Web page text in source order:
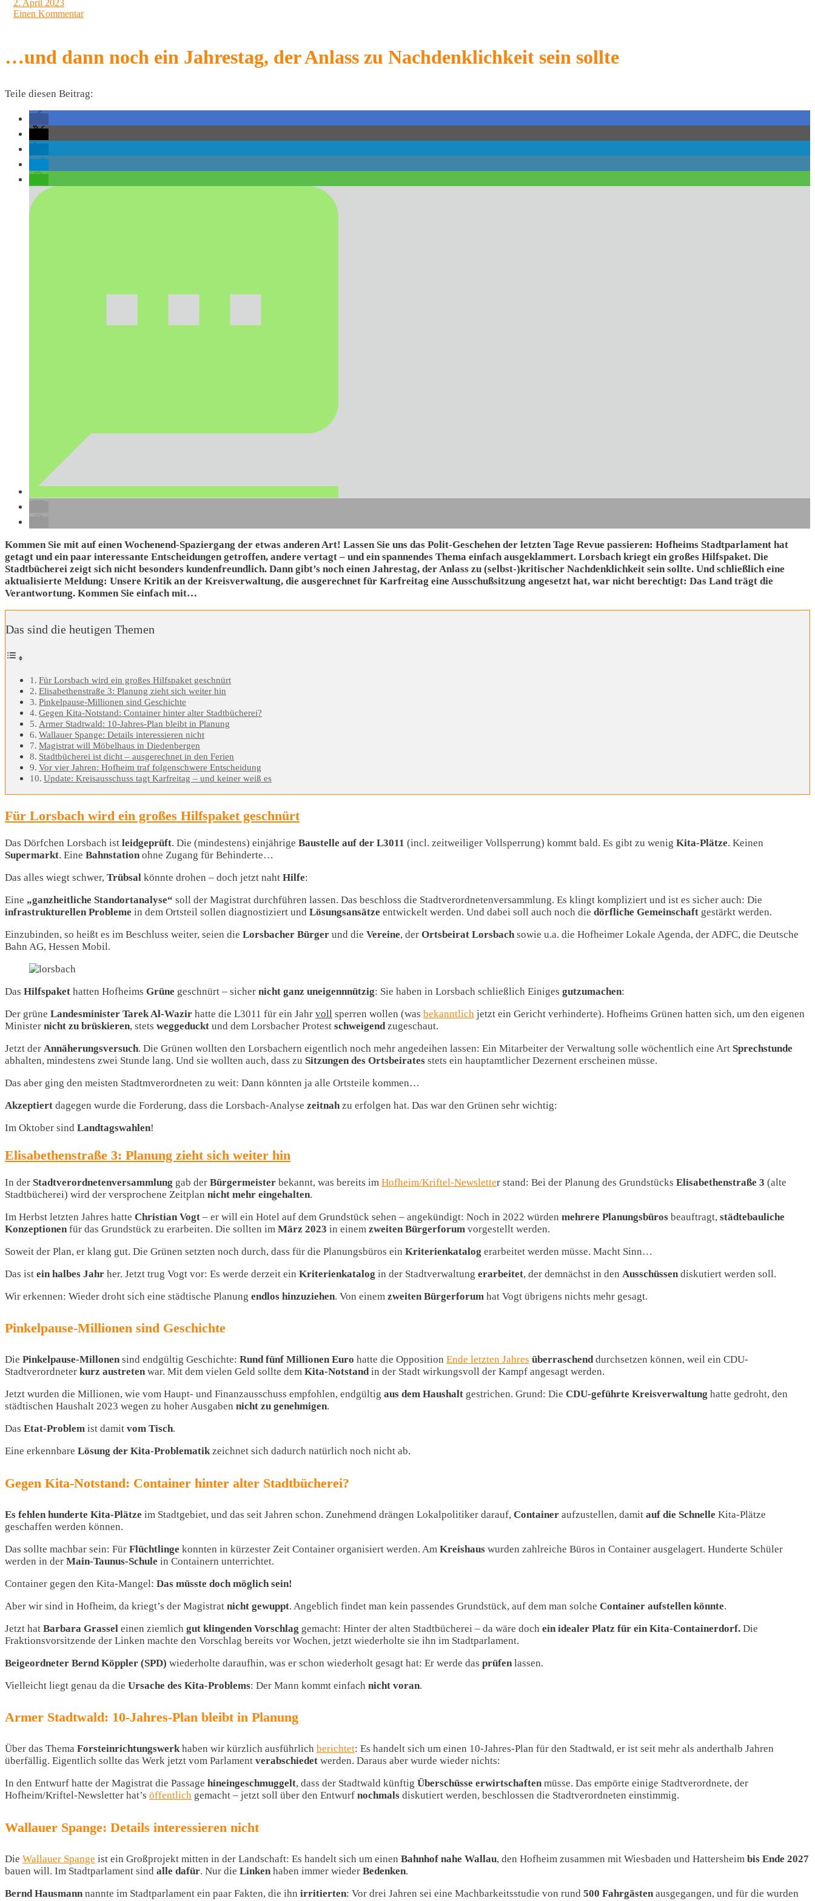
2. April 2023
Einen Kommentar
…und dann noch ein Jahrestag, der Anlass zu Nachdenklichkeit sein sollte
Teile diesen Beitrag:
Kommen Sie mit auf einen Wochenend-Spaziergang der etwas anderen Art! Lassen Sie uns das Polit-Geschehen der letzten Tage Revue passieren: Hofheims Stadtparlament hat
getagt und ein paar interessante Entscheidungen getroffen, andere vertagt – und ein spannendes Thema einfach ausgeklammert. Lorsbach kriegt ein großes Hilfspaket. Die
Stadtbücherei zeigt sich nicht besonders kundenfreundlich. Dann gibt’s noch einen Jahrestag, der Anlass zu (selbst-)kritischer Nachdenklichkeit sein sollte. Und schließlich eine
aktualisierte Meldung: Unsere Kritik an der Kreisverwaltung, die ausgerechnet für Karfreitag eine Ausschußsitzung angesetzt hat, war nicht berechtigt: Das Land trägt die
Verantwortung. Kommen Sie einfach mit…
Das sind die heutigen Themen
Für Lorsbach wird ein großes Hilfspaket geschnürt
Elisabethenstraße 3: Planung zieht sich weiter hin
Pinkelpause-Millionen sind Geschichte
Gegen Kita-Notstand: Container hinter alter Stadtbücherei?
Armer Stadtwald: 10-Jahres-Plan bleibt in Planung
Wallauer Spange: Details interessieren nicht
Magistrat will Möbelhaus in Diedenbergen
Stadtbücherei ist dicht – ausgerechnet in den Ferien
Vor vier Jahren: Hofheim traf folgenschwere Entscheidung
Update: Kreisausschuss tagt Karfreitag – und keiner weiß es
Für Lorsbach wird ein großes Hilfspaket geschnürt
Das Dörfchen Lorsbach ist leidgeprüft. Die (mindestens) einjährige Baustelle auf der L3011 (incl. zeitweiliger Vollsperrung) kommt bald. Es gibt zu wenig Kita-Plätze. Keinen
Supermarkt. Eine Bahnstation ohne Zugang für Behinderte…
Das alles wiegt schwer, Trübsal könnte drohen – doch jetzt naht Hilfe:
Eine „ganzheitliche Standortanalyse“ soll der Magistrat durchführen lassen. Das beschloss die Stadtverordnetenversammlung. Es klingt kompliziert und ist es sicher auch: Die
infrastrukturellen Probleme in dem Ortsteil sollen diagnostiziert und Lösungsansätze entwickelt werden. Und dabei soll auch noch die dörfliche Gemeinschaft gestärkt werden.
Einzubinden, so heißt es im Beschluss weiter, seien die Lorsbacher Bürger und die Vereine, der Ortsbeirat Lorsbach sowie u.a. die Hofheimer Lokale Agenda, der ADFC, die Deutsche
Bahn AG, Hessen Mobil.
Das Hilfspaket hatten Hofheims Grüne geschnürt – sicher nicht ganz uneigennnützig: Sie haben in Lorsbach schließlich Einiges gutzumachen:
Der grüne Landesminister Tarek Al-Wazir hatte die L3011 für ein Jahr voll sperren wollen (was bekanntlich jetzt ein Gericht verhinderte). Hofheims Grünen hatten sich, um den eigenen
Minister nicht zu brüskieren, stets weggeduckt und dem Lorsbacher Protest schweigend zugeschaut.
Jetzt der Annäherungsversuch. Die Grünen wollten den Lorsbachern eigentlich noch mehr angedeihen lassen: Ein Mitarbeiter der Verwaltung solle wöchentlich eine Art Sprechstunde
abhalten, mindestens zwei Stunde lang. Und sie wollten auch, dass zu Sitzungen des Ortsbeirates stets ein hauptamtlicher Dezernent erscheinen müsse.
Das aber ging den meisten Stadtmverordneten zu weit: Dann könnten ja alle Ortsteile kommen…
Akzeptiert dagegen wurde die Forderung, dass die Lorsbach-Analyse zeitnah zu erfolgen hat. Das war den Grünen sehr wichtig:
Im Oktober sind Landtagswahlen!
Elisabethenstraße 3: Planung zieht sich weiter hin
In der Stadtverordnetenversammlung gab der Bürgermeister bekannt, was bereits im Hofheim/Kriftel-Newsletter stand: Bei der Planung des Grundstücks Elisabethenstraße 3 (alte
Stadtbücherei) wird der versprochene Zeitplan nicht mehr eingehalten.
Im Herbst letzten Jahres hatte Christian Vogt – er will ein Hotel auf dem Grundstück sehen – angekündigt: Noch in 2022 würden mehrere Planungsbüros beauftragt, städtebauliche
Konzeptionen für das Grundstück zu erarbeiten. Die sollten im März 2023 in einem zweiten Bürgerforum vorgestellt werden.
Soweit der Plan, er klang gut. Die Grünen setzten noch durch, dass für die Planungsbüros ein Kriterienkatalog erarbeitet werden müsse. Macht Sinn…
Das ist ein halbes Jahr her. Jetzt trug Vogt vor: Es werde derzeit ein Kriterienkatalog in der Stadtverwaltung erarbeitet, der demnächst in den Ausschüssen diskutiert werden soll.
Wir erkennen: Wieder droht sich eine städtische Planung endlos hinzuziehen. Von einem zweiten Bürgerforum hat Vogt übrigens nichts mehr gesagt.
Pinkelpause-Millionen sind Geschichte
Die Pinkelpause-Millonen sind endgültig Geschichte: Rund fünf Millionen Euro hatte die Opposition Ende letzten Jahres überraschenddurchsetzen können, weil ein CDU-
Stadtverordneter kurz austreten war. Mit dem vielen Geld sollte dem Kita-Notstandin der Stadt wirkungsvoll der Kampf angesagt werden.
Jetzt wurden die Millionen, wie vom Haupt- und Finanzausschuss empfohlen, endgültig aus dem Haushalt gestrichen. Grund: Die CDU-geführte Kreisverwaltung hatte gedroht, den
städtischen Haushalt 2023 wegen zu hoher Ausgaben nicht zu genehmigen.
Das Etat-Problem ist damit vom Tisch.
Eine erkennbare Lösung der Kita-Problematikzeichnet sich dadurch natürlich noch nicht ab.
Gegen Kita-Notstand: Container hinter alter Stadtbücherei?
Es fehlen hunderte Kita-Plätze im Stadtgebiet, und das seit Jahren schon. Zunehmend drängen Lokalpolitiker darauf, Container aufzustellen, damit auf die Schnelle Kita-Plätze
geschaffen werden können.
Das sollte machbar sein: Für Flüchtlinge konnten in kürzester Zeit Container organisiert werden. Am Kreishaus wurden zahlreiche Büros in Container ausgelagert. Hunderte Schüler
werden in der Main-Taunus-Schule in Containern unterrichtet.
Container gegen den Kita-Mangel: Das müsste doch möglich sein!
Aber wir sind in Hofheim, da kriegt’s der Magistrat nicht gewuppt. Angeblich findet man kein passendes Grundstück, auf dem man solche Container aufstellen könnte.
Jetzt hat Barbara Grassel einen ziemlich gut klingenden Vorschlag gemacht: Hinter der alten Stadtbücherei – da wäre doch ein idealer Platz für ein Kita-Containerdorf. Die
Fraktionsvorsitzende der Linken machte den Vorschlag bereits vor Wochen, jetzt wiederholte sie ihn im Stadtparlament.
Beigeordneter Bernd Köppler (SPD) wiederholte daraufhin, was er schon wiederholt gesagt hat: Er werde das prüfen lassen.
Vielleicht liegt genau da die Ursache des Kita-Problems: Der Mann kommt einfach nicht voran.
Armer Stadtwald: 10-Jahres-Plan bleibt in Planung
Über das Thema Forsteinrichtungswerkhaben wir kürzlich ausführlich berichtet: Es handelt sich um einen 10-Jahres-Plan für den Stadtwald, er ist seit mehr als anderthalb Jahren
überfällig. Eigentlich sollte das Werk jetzt vom Parlament verabschiedet werden. Daraus aber wurde wieder nichts:
In den Entwurf hatte der Magistrat die Passage hineingeschmuggelt, dass der Stadtwald künftig Überschüsse erwirtschaften müsse. Das empörte einige Stadtverordnete, der
Hofheim/Kriftel-Newsletter hat’s öffentlich gemacht – jetzt soll über den Entwurf nochmals diskutiert werden, beschlossen die Stadtverordneten einstimmig.
Wallauer Spange: Details interessieren nicht
Die Wallauer Spange ist ein Großprojekt mitten in der Landschaft: Es handelt sich um einen Bahnhof nahe Wallau, den Hofheim zusammen mit Wiesbaden und Hattersheim bis Ende 2027
bauen will. Im Stadtparlament sind alle dafür. Nur die Linken haben immer wieder Bedenken.
Bernd Hausmann nannte im Stadtparlament ein paar Fakten, die ihn irritierten: Vor drei Jahren sei eine Machbarkeitsstudie von rund 500 Fahrgästen ausgegangen, und für die wurden